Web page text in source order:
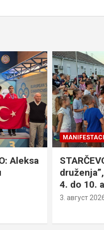
Aleksa
4. do 10.
3. август